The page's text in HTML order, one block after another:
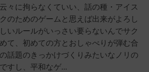
々に拘らなくていい、話の種・アイス
のためのゲームと思えば出来がよろし
いルールがいっさい要らないんでサク
て、初めての方とおしゃべりが弾む合
話題のきっかけづくりみたいなノリの
すし、平和なゲ...